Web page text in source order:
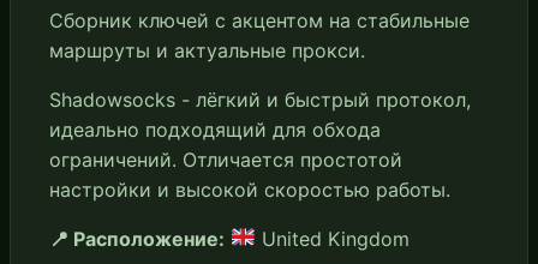
Сборник ключей с акцентом на стабильные
маршруты и актуальные прокси.
Shadowsocks - лёгкий и быстрый протокол,
идеально подходящий для обхода
ограничений. Отличается простотой
настройки и высокой скоростью работы.
📍 Расположение: United Kingdom